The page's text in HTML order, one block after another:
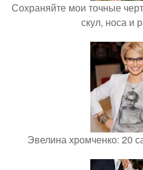
Сохраняйте мои точные
скул, носа и
Эвелина хромченко: 20